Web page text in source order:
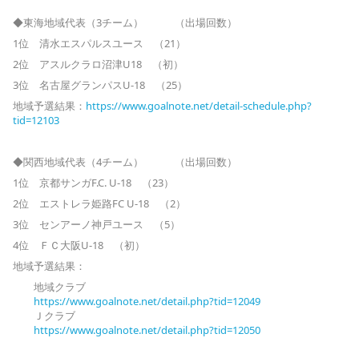
◆東海地域代表（3チーム） （出場回数）
1位 清水エスパルスユース （21）
2位 アスルクラロ沼津U18 （初）
3位 名古屋グランパスU-18 （25）
地域予選結果： https://www.goalnote.net/detail-schedule.php?
tid=12103
◆関西地域代表（4チーム） （出場回数）
1位 京都サンガF.C. U-18 （23）
2位 エストレラ姫路FC U-18 （2）
3位 センアーノ神戸ユース （5）
4位 ＦＣ大阪U-18 （初）
地域予選結果：
地域クラブ
https://www.goalnote.net/detail.php?tid=12049
Ｊクラブ
https://www.goalnote.net/detail.php?tid=12050